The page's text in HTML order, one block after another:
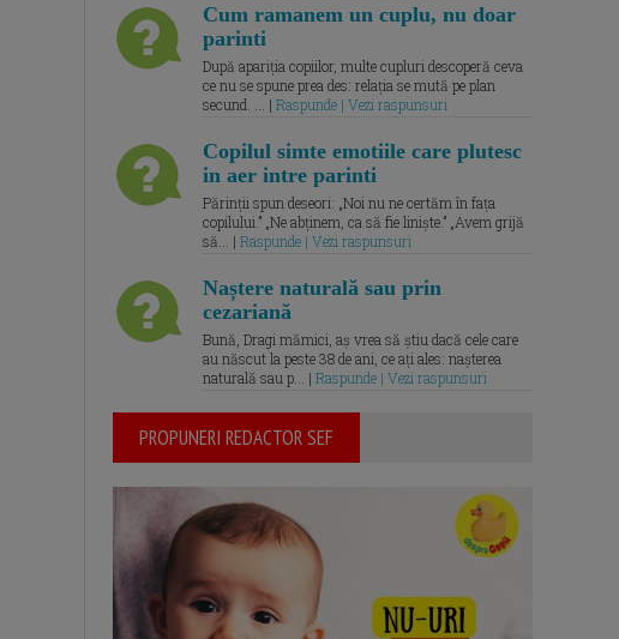
Cum ramanem un cuplu, nu doar
parinti
După apariția copiilor, multe cupluri descoperă ceva
ce nu se spune prea des: relația se mută pe plan
secund. ... | Raspunde | Vezi raspunsuri
Copilul simte emotiile care plutesc
in aer intre parinti
Părinții spun deseori: „Noi nu ne certăm în fața
copilului.” „Ne abținem, ca să fie liniște.” „Avem grijă
să... | Raspunde | Vezi raspunsuri
Naștere naturală sau prin
cezariană
Bună, Dragi mămici, aș vrea să știu dacă cele care
au născut la peste 38 de ani, ce ați ales: nașterea
naturală sau p... | Raspunde | Vezi raspunsuri
PROPUNERI REDACTOR SEF